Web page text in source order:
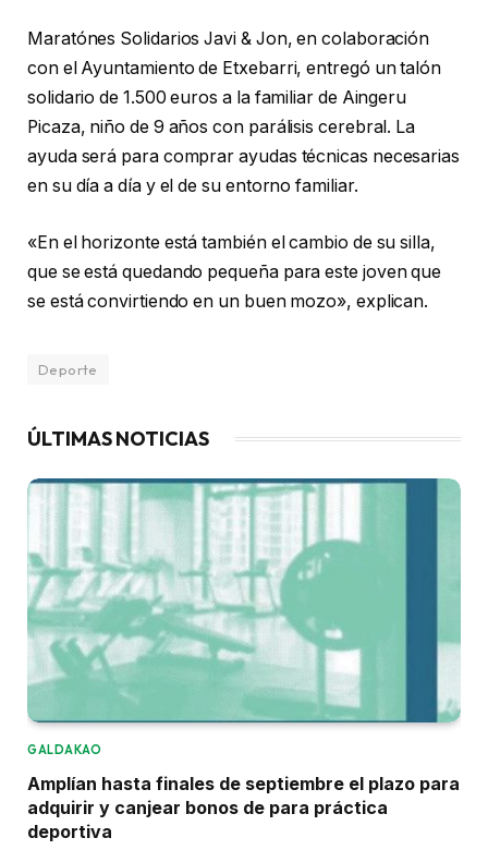
Maratónes Solidarios Javi & Jon, en colaboración
con el Ayuntamiento de Etxebarri, entregó un talón
solidario de 1.500 euros a la familiar de Aingeru
Picaza, niño de 9 años con parálisis cerebral. La
ayuda será para comprar ayudas técnicas necesarias
en su día a día y el de su entorno familiar.
«En el horizonte está también el cambio de su silla,
que se está quedando pequeña para este joven que
se está convirtiendo en un buen mozo», explican.
Deporte
ÚLTIMAS NOTICIAS
GALDAKAO
Amplían hasta finales de septiembre el plazo para
adquirir y canjear bonos de para práctica
deportiva